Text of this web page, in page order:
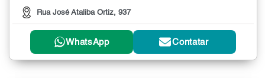
Rua José Ataliba Ortiz, 937
WhatsApp Contatar